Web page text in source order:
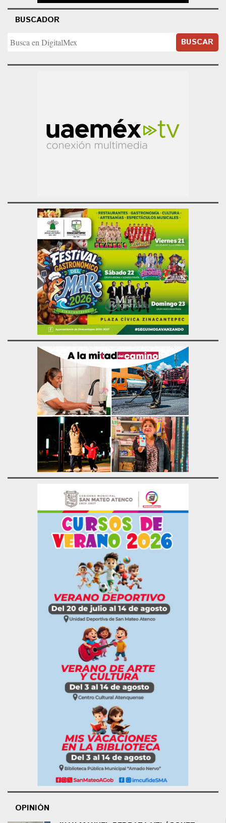
BUSCADOR
BUSCAR
OPINIÓN